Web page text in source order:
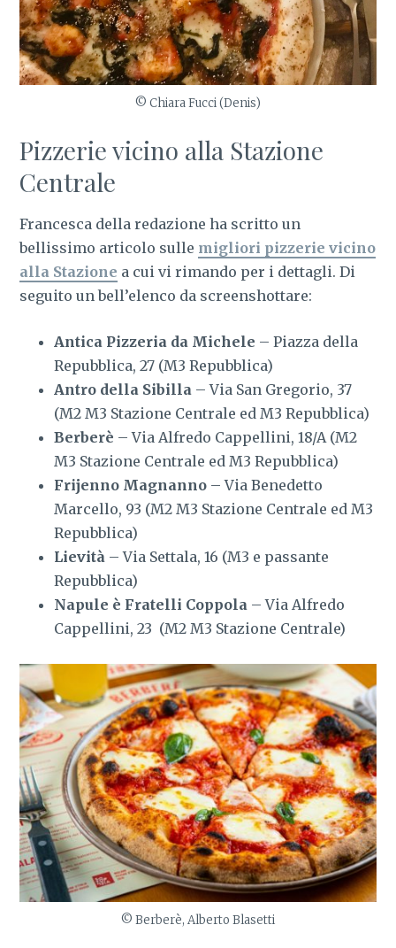
© Chiara Fucci (Denis)
Pizzerie vicino alla Stazione
Centrale
Francesca della redazione ha scritto un
bellissimo articolo sulle migliori pizzerie vicino
alla Stazione a cui vi rimando per i dettagli. Di
seguito un bell’elenco da screenshottare:
Antica Pizzeria da Michele – Piazza della
Repubblica, 27 (M3 Repubblica)
Antro della Sibilla– Via San Gregorio, 37
(M2 M3 Stazione Centrale ed M3 Repubblica)
Berberè – Via Alfredo Cappellini, 18/A (M2
M3 Stazione Centrale ed M3 Repubblica)
Frijenno Magnanno– Via Benedetto
Marcello, 93 (M2 M3 Stazione Centrale ed M3
Repubblica)
Lievità – Via Settala, 16 (M3 e passante
Repubblica)
Napule è Fratelli Coppola– Via Alfredo
Cappellini, 23 (M2 M3 Stazione Centrale)
© Berberè, Alberto Blasetti